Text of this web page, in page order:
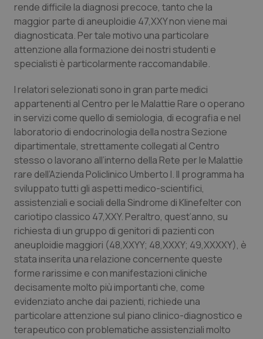
Toscana
Umbria
Veneto
Obesità
Oftalmologia
Oncoematologia
Oncologia & Nutrizione
Psoriasi & pelle
Quotidiano Cardiologia
Quotidiano Chirurgia
Quotidiano Oncologia
Quotidiano Pediatria
Rene & patologie urogenitali
rende difficile la diagnosi precoce, tanto che la
maggior parte di aneuploidie 47,XXY non viene mai
diagnosticata. Per tale motivo una particolare
attenzione alla formazione dei nostri studenti e
specialisti è particolarmente raccomandabile.
I relatori selezionati sono in gran parte medici
appartenenti al Centro per le Malattie Rare o operano
in servizi come quello di semiologia, di ecografia e nel
laboratorio di endocrinologia della nostra Sezione
dipartimentale, strettamente collegati al Centro
stesso o lavorano all’interno della Rete per le Malattie
rare dell’Azienda Policlinico Umberto I. Il programma ha
sviluppato tutti gli aspetti medico-scientifici,
assistenziali e sociali della Sindrome di Klinefelter con
cariotipo classico 47,XXY. Peraltro, quest’anno, su
richiesta di un gruppo di genitori di pazienti con
aneuploidie maggiori (48,XXYY; 48,XXXY; 49,XXXXY), è
stata inserita una relazione concernente queste
forme rarissime e con manifestazioni cliniche
decisamente molto più importanti che, come
evidenziato anche dai pazienti, richiede una
particolare attenzione sul piano clinico-diagnostico e
terapeutico con problematiche assistenziali molto